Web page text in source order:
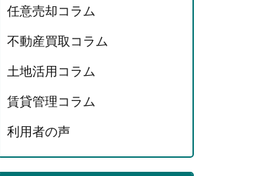
任意売却コラム
不動産買取コラム
土地活用コラム
賃貸管理コラム
利用者の声